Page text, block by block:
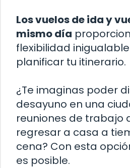
Los vuelos de ida y
mismo día
flexibilidad
planificar tu itinerario.
¿Te imaginas poder
desayuno en una
reuniones de trabajo
regresar a casa a
cena? Con esta
es posible.